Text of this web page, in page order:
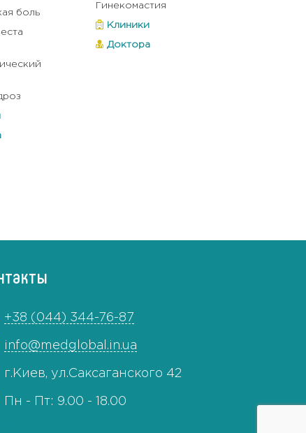
боль
Гинекомастия
Клиники
Доктора
+38 (044) 344-76-87
info@medglobal.in.ua
г.Киев, ул.Саксаганского 42
Пн - Пт: 9.00 - 18.00